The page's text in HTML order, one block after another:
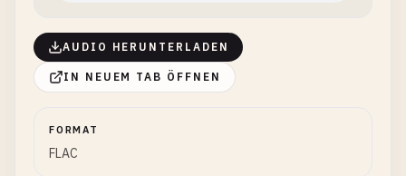
AUDIO HERUNTERLADEN
IN NEUEM TAB ÖFFNEN
FORMAT
FLAC